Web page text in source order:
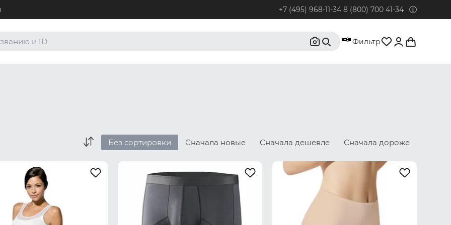
+7 (495) 968-11-34 8 (800) 700 41-34
По любым интересующим вопросам
Фильтр
Без сортировки Сначала новые Сначала дешевле Сначала дороже